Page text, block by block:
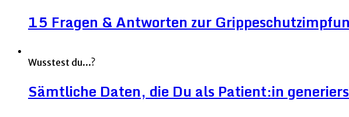
15 Fragen & Antworten zur
Wusstest du...?
Sämtliche Daten, die Du als Patient:in